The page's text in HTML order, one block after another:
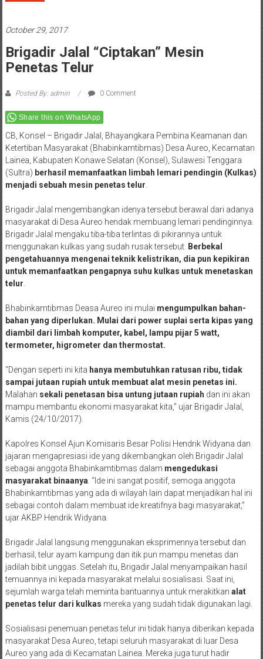
Brigadir Jalal “Ciptakan” Mesin
Penetas Telur
Posted By: admin
Share this on WhatsApp
CB, Konsel – Brigadir Jalal, Bhayangkara Pembina Keamanan dan
Ketertiban Masyarakat (Bhabinkamtibmas) Desa Aureo, Kecamatan
Lainea, Kabupaten Konawe Selatan (Konsel), Sulawesi Tenggara
(Sultra)berhasil memanfaatkan limbah lemari pendingin (Kulkas)
menjadi sebuah mesin penetas telur.
Brigadir Jalal mengembangkan idenya tersebut berawal dari adanya
Brigadir Jalal mengaku tiba-tiba terlintas di pikirannya untuk
menggunakan kulkas yang sudah rusak tersebut.Berbekal
pengetahuannya mengenai teknik kelistrikan, dia pun kepikiran
untuk memanfaatkan pengapnya suhu kulkas untuk menetaskan
telur.
Bhabinkamtibmas Deasa Aureo ini mulai
diambil dari limbah komputer, kabel, lampu pijar 5 watt,
termometer, higrometer dan thermostat.
“Dengan seperti ini kitahanya membutuhkan ratusan ribu, tidak
Malahansekali penetasan bisa untung jutaan rupiahdan ini akan
mampu membantu ekonomi masyarakat kita,” ujar Brigadir Jalal,
Kamis (24/10/2017).
Kapolres Konsel Ajun Komisaris Besar Polisi Hendrik Widyana dan
sebagai anggota Bhabinkamtibmas dalammengedukasi
masyarakat binaanya . “Ide ini sangat positif, semoga anggota
Bhabinkamtibmas yang ada di wilayah lain dapat menjadikan hal ini
sebagai contoh dalam membuat ide kreatifnya bagi masyarakat,”
ujar AKBP Hendrik Widyana.
Brigadir Jalal langsung menggunakan eksprimennya tersebut dan
jadilah bibit unggas. Setelah itu, Brigadir Jalal menyampaikan hasil
temuannya ini kepada masyarakat melalui sosialisasi. Saat ini,
sejumlah warga telah meminta bantuannya untuk merakitkan alat
penetas telur dari kulkasmereka yang sudah tidak digunakan lagi.
Sosialisasi penemuan penetas telur ini tidak hanya diberikan kepada
Aureo yang ada di Kecamatan Lainea. Mereka juga turut hadir
menyaksikan tata cara pembuatan maupun penggunaan mesin
penetas telur yang terbuat dari limbah kulkas.